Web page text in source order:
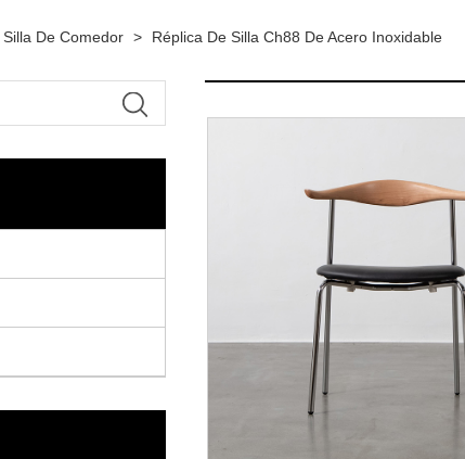
Silla De Comedor > Réplica De Silla Ch88 De Acero Inoxidable